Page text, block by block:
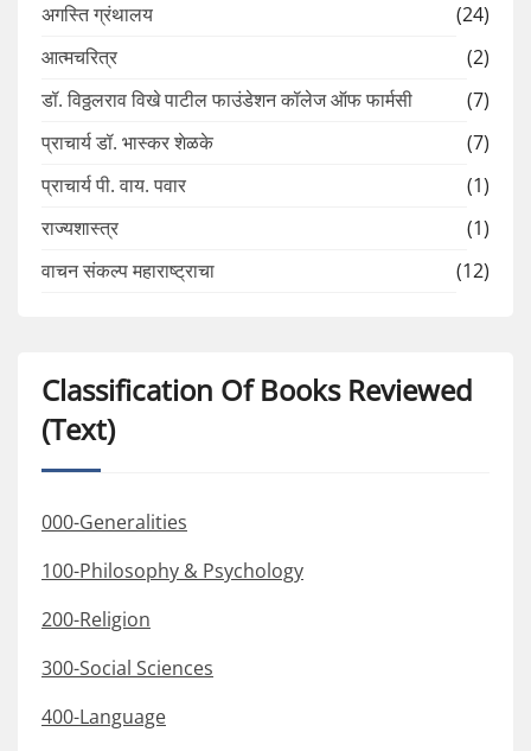
अगस्ति ग्रंथालय
(24)
आत्मचरित्र
(2)
डॉ. विठ्ठलराव विखे पाटील फाउंडेशन कॉलेज ऑफ फार्मसी
(7)
प्राचार्य डॉ. भास्कर शेळके
(7)
प्राचार्य पी. वाय. पवार
(1)
राज्यशास्त्र
(1)
वाचन संकल्प महाराष्ट्राचा
(12)
Classification Of Books Reviewed
(Text)
000-Generalities
100-Philosophy & Psychology
200-Religion
300-Social Sciences
400-Language